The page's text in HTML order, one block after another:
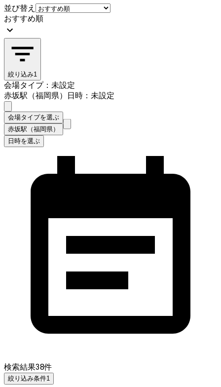
並び替え
おすすめ順
絞り込み1
会場タイプ：未設定
赤坂駅（福岡県）
日時：未設定
会場タイプを選ぶ
赤坂駅（福岡県）
日時を選ぶ
検索結果38件
絞り込み条件1